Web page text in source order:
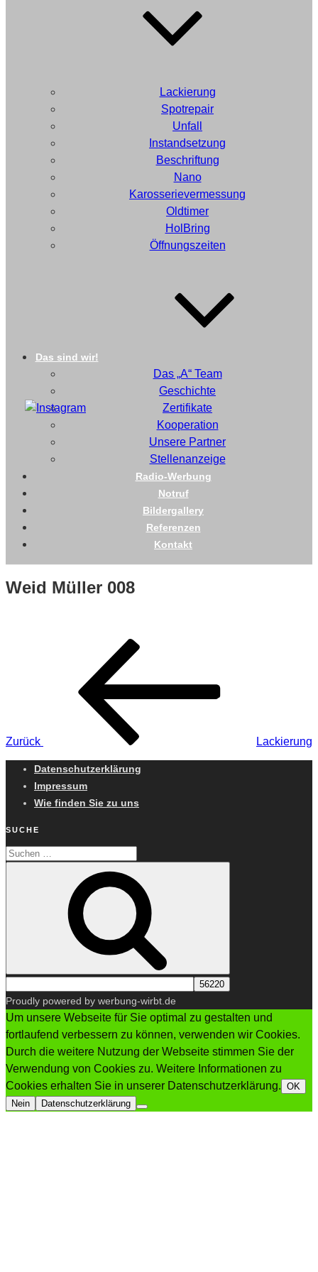
Lackierung
Spotrepair
Unfall
Instandsetzung
Beschriftung
Nano
Karosserievermessung
Oldtimer
HolBring
Öffnungszeiten
Das sind wir!
Das „A“ Team
Geschichte
Zertifikate
Kooperation
Unsere Partner
Stellenanzeige
Radio-Werbung
Notruf
Bildergallery
Referenzen
Kontakt
Weid Müller 008
Beitragsnavigation
Zurück Lackierung
Datenschutzerklärung
Impressum
Wie finden Sie zu uns
SUCHE
Suchen
Proudly powered by werbung-wirbt.de
Um unsere Webseite für Sie optimal zu gestalten und
fortlaufend verbessern zu können, verwenden wir Cookies.
Durch die weitere Nutzung der Webseite stimmen Sie der
Verwendung von Cookies zu. Weitere Informationen zu
Cookies erhalten Sie in unserer Datenschutzerklärung. OK
Nein
Datenschutzerklärung